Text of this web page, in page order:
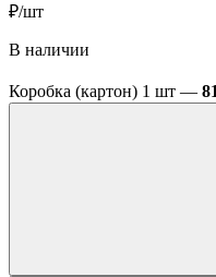
₽/шт
В наличии
Коробка (картон) 1 шт —